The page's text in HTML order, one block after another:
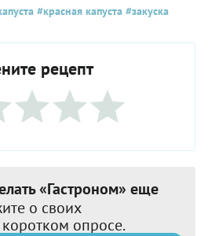
#красная капуста #закуска
рецепт
«Гастроном» еще
о своих
опросе.